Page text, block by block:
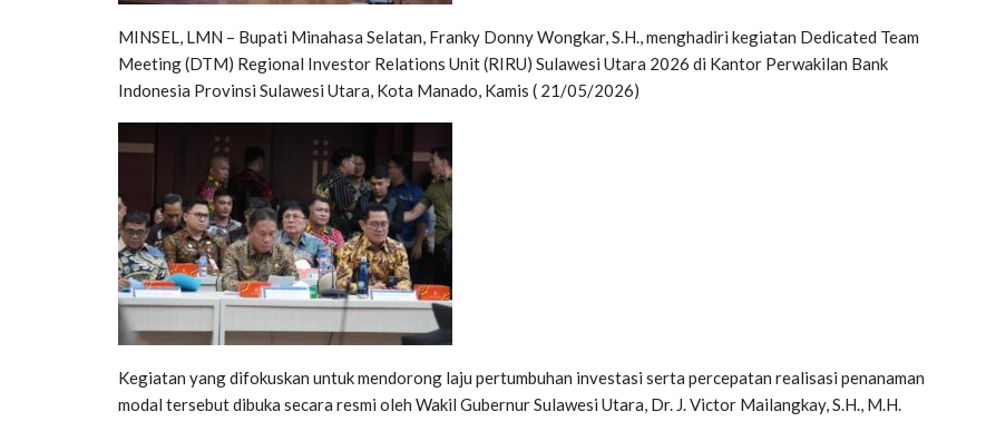
MINSEL, LMN – Bupati Minahasa Selatan, Franky Donny Wongkar, S.H., menghadiri kegiatan Dedicated Team
Meeting (DTM) Regional Investor Relations Unit (RIRU) Sulawesi Utara 2026 di Kantor Perwakilan Bank
Indonesia Provinsi Sulawesi Utara, Kota Manado, Kamis ( 21/05/2026)
Kegiatan yang difokuskan untuk mendorong laju pertumbuhan investasi serta percepatan realisasi penanaman
modal tersebut dibuka secara resmi oleh Wakil Gubernur Sulawesi Utara, Dr. J. Victor Mailangkay, S.H., M.H.